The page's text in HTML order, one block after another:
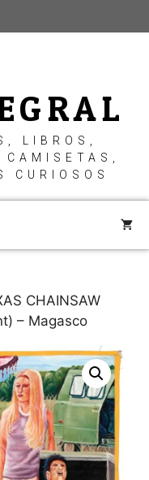
LIBROS,
CAMISETAS,
CURIOSOS
CHAINSAW
– Magasco